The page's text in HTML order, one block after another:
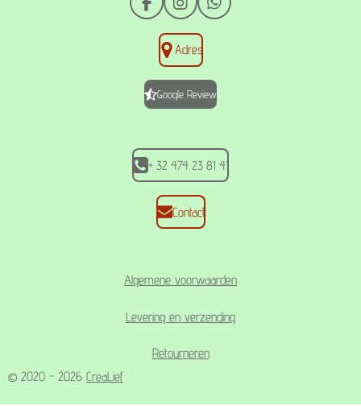
F
a
o
o
I
n
s
t
a
r
W
h
A
p
Adres
Google Review
+ 32 474 23 81 41
Contact
Algemene voorwaarden
Levering en verzending
Retourneren
© 2020 - 2026 CreaLief